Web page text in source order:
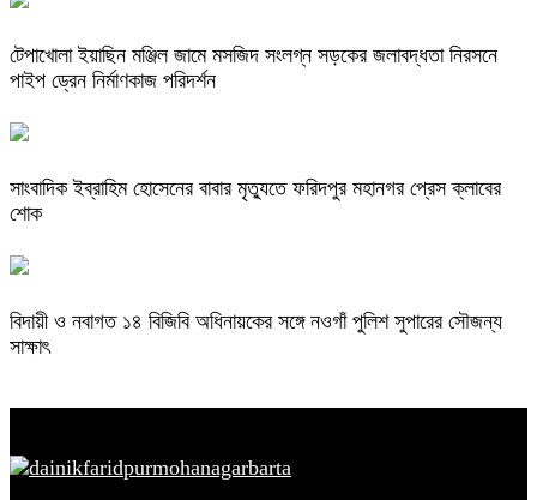
টেপাখোলা ইয়াছিন মঞ্জিল জামে মসজিদ সংলগ্ন সড়কের জলাবদ্ধতা নিরসনে
পাইপ ড্রেন নির্মাণকাজ পরিদর্শন
সাংবাদিক ইব্রাহিম হোসেনের বাবার মৃত্যুতে ফরিদপুর মহানগর প্রেস ক্লাবের
শোক
বিদায়ী ও নবাগত ১৪ বিজিবি অধিনায়কের সঙ্গে নওগাঁ পুলিশ সুপারের সৌজন্য
সাক্ষাৎ